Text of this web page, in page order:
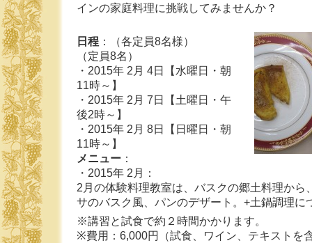
インの家庭料理に挑戦してみませんか？
日程 ：（各定員8名様）
（定員8名）
・2015年 2月 4日【水曜日・朝
11時～】
・2015年 2月 7日【土曜日・午
後2時～】
・2015年 2月 8日【日曜日・朝
11時～】
メニュー ：
・2015年 2月：
2月の体験料理教室は、バスクの郷土料理から
サのバスク風、パンのデザート。+土鍋調理に
※講習と試食で約２時間かかります。
※費用：6,000円（試食、ワイン、テキストを